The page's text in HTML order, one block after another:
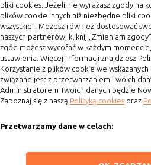
pliki cookies. Jeżeli nie wyrażasz zgody na
plików cookie innych niż niezbędne pliki
wszystkie”. Możesz również dostosować
naszych partnerów, kliknij „Zmieniam
zgód możesz wycofać w każdym
ustawienia. Więcej informacji znajdziesz
Korzystanie z plików cookie we
związane jest z przetwarzaniem Twoich
Administratorem Twoich danych będzie
Zapoznaj się z naszą Polityką cookies oraz
Przetwarzamy dane w celach:
treści i reklam oraz ich pomiaru, tworzenia
Koszty
Dostawa
Reklamacje
Zwrot
Kontakt
Szybki
Godziny otwarcia: